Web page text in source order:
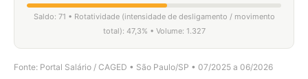
Saldo: 71 • Rotatividade (intensidade de desligamento / movimento
total): 47,3% • Volume: 1.327
Fonte: Portal Salário / CAGED • São Paulo/SP • 07/2025 a 06/2026